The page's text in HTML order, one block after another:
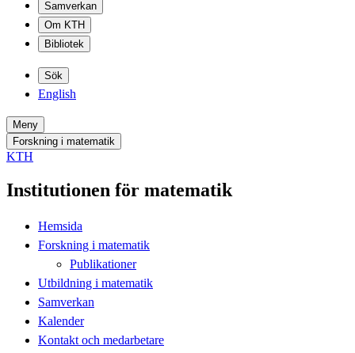
Samverkan
Om KTH
Bibliotek
Sök
English
Meny
Forskning i matematik
KTH
Institutionen för matematik
Hemsida
Forskning i matematik
Publikationer
Utbildning i matematik
Samverkan
Kalender
Kontakt och medarbetare